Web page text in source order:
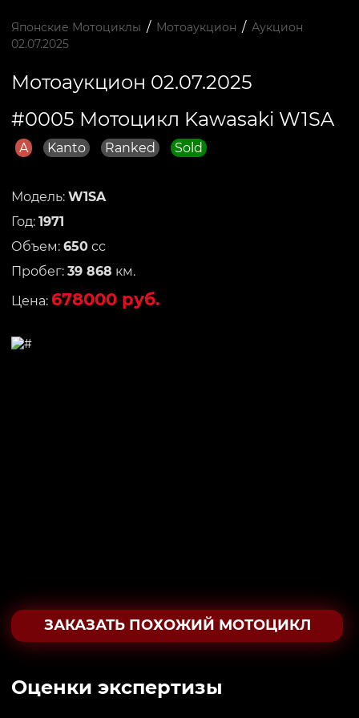
Японские Мотоциклы / Мотоаукцион / Аукцион
02.07.2025
Мотоаукцион 02.07.2025
#0005 Мотоцикл Kawasaki W1SA
A Kanto Ranked Sold
Модель: W1SA
Год: 1971
Объем: 650 сс
Пробег: 39 868 км.
Цена: 678000 руб.
ЗАКАЗАТЬ ПОХОЖИЙ МОТОЦИКЛ
Oценки экспертизы